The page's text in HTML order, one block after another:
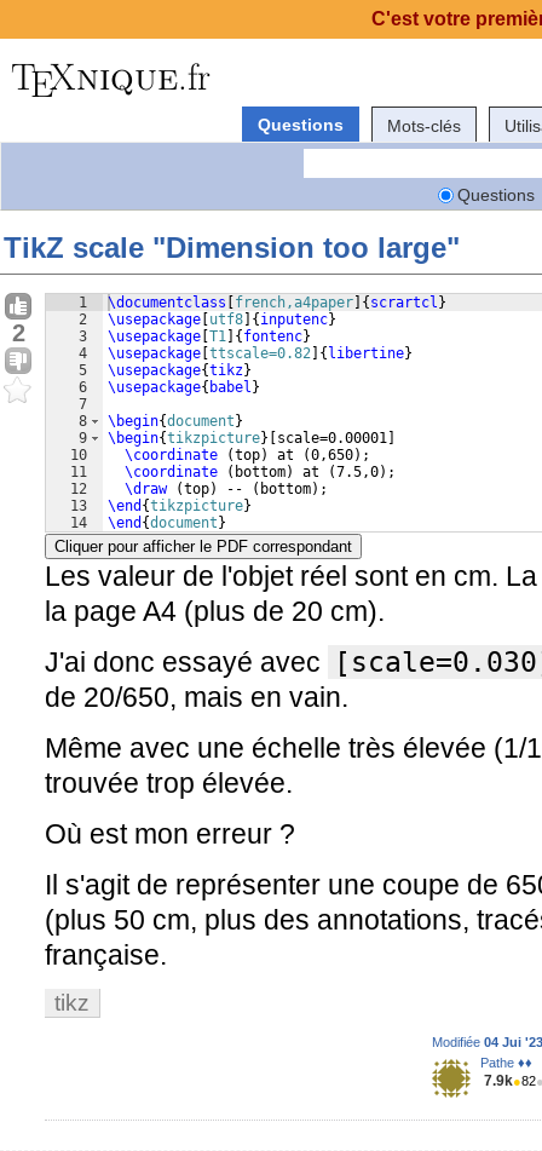
Questions Mots-clés
Questions
TikZ scale "Dimension too large"
2
1
2
3
4
5
6
7
8
9
10
11
12
13
14
\documentclass french,a4paper { scrartcl }
\usepackage utf8 { inputenc}
\usepackage T1 { fontenc}
\usepackage ttscale=0.82 { libertine}
\usepackage{tikz}
\usepackage{ babel }
\begin{document }
\begin{tikzpicture} scale=0.00001
\coordinate
(top) at (0,650) ;
\coordinate
( bottom) at (7.5,0) ;
\draw
(top) -- ( bottom) ;
\end {tikzpicture}
\end {document }
Cliquer pour afficher le PDF correspondant
Les valeur de l'objet réel sont en cm.
la page A4 (plus de 20 cm).
J'ai donc essayé avec
de 20/650, mais en vain.
Même avec une échelle très élevée (1/
trouvée trop élevée.
Où est mon erreur ?
Il s'agit de représenter une coupe de
(plus 50 cm, plus des annotations,
française.
tikz
Modifiée 04 Jui
Pathe ♦♦
7.9k●82
C'est votre